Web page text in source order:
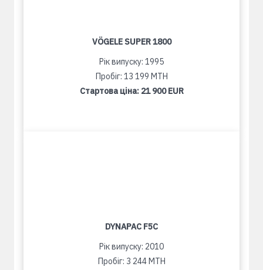
VÖGELE SUPER 1800
Рік випуску: 1995
Пробіг: 13 199 MTH
Стартова ціна: 21 900 EUR
DYNAPAC F5C
Рік випуску: 2010
Пробіг: 3 244 MTH